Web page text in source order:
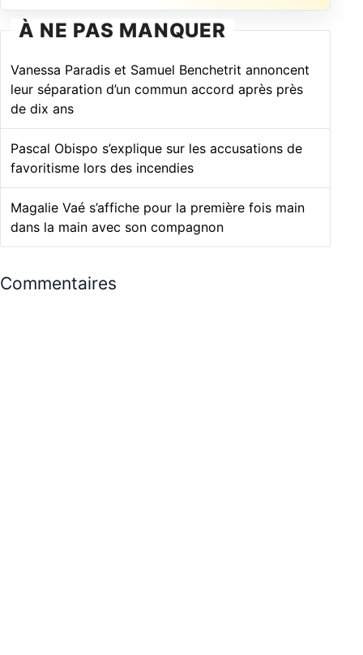
À NE PAS MANQUER
Vanessa Paradis et Samuel Benchetrit annoncent
leur séparation d’un commun accord après près
de dix ans
Pascal Obispo s’explique sur les accusations de
favoritisme lors des incendies
Magalie Vaé s’affiche pour la première fois main
dans la main avec son compagnon
Commentaires